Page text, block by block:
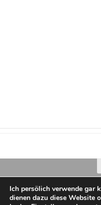
Ich persölich verwende gar
dienen dazu diese Website